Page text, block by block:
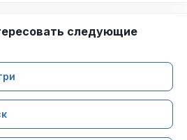
следующие